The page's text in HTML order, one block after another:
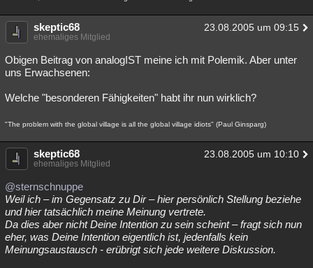
skeptic68 23.08.2005 um 09:15
ehemaliges Mitglied
Obigen Beitrag von analogIST meine ich mit Polemik. Aber unter
uns Erwachsenen:
Welche "besonderen Fähigkeiten" habt ihr nun wirklich?
"The problem with the global village is all the global village idiots" (Paul Ginsparg)
skeptic68 23.08.2005 um 10:10
ehemaliges Mitglied
@sternschnuppe
Weil ich – im Gegensatz zu Dir – hier persönlich Stellung beziehe
und hier tatsächlich meine Meinung vertrete.
Da dies aber nicht Deine Intention zu sein scheint – fragt sich nun
eher, was Deine Intention eigentlich ist, jedenfalls kein
Meinungsaustausch - erübrigt sich jede weitere Diskussion.